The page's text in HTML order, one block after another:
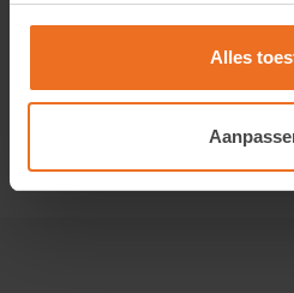
Alles
goedkeuring krijgt u toegang
een bestelling plaatsen.